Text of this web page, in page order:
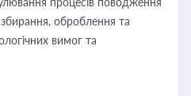
оброблення та
вимог та